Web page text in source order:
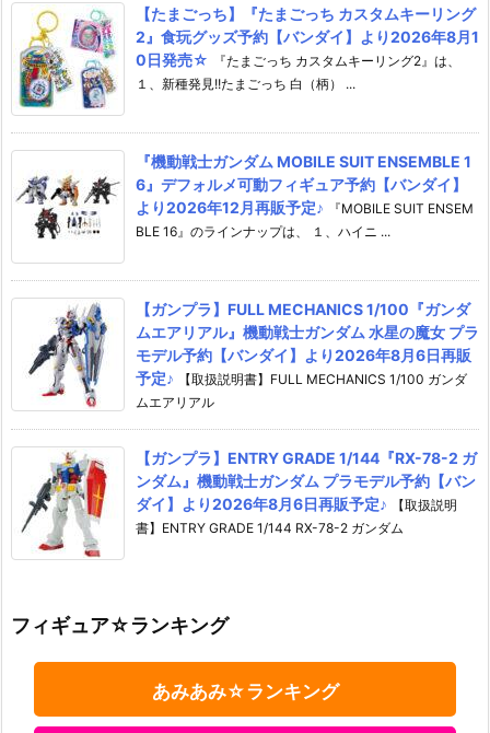
【たまごっち】『たまごっち カスタムキーリング
2』食玩グッズ予約【バンダイ】より2026年8月1
0日発売☆
『たまごっち カスタムキーリング2』は、
１、新種発見!!たまごっち 白（柄） ...
『機動戦士ガンダム MOBILE SUIT ENSEMBLE 1
6』デフォルメ可動フィギュア予約【バンダイ】
より2026年12月再販予定♪
『MOBILE SUIT ENSEM
BLE 16』のラインナップは、 １、ハイニ ...
【ガンプラ】FULL MECHANICS 1/100『ガンダ
ムエアリアル』機動戦士ガンダム 水星の魔女 プラ
モデル予約【バンダイ】より2026年8月6日再販
予定♪
【取扱説明書】FULL MECHANICS 1/100 ガンダ
ムエアリアル
【ガンプラ】ENTRY GRADE 1/144『RX-78-2 ガ
ンダム』機動戦士ガンダム プラモデル予約【バン
ダイ】より2026年8月6日再販予定♪
【取扱説明
書】ENTRY GRADE 1/144 RX-78-2 ガンダム
フィギュア☆ランキング
あみあみ☆ランキング